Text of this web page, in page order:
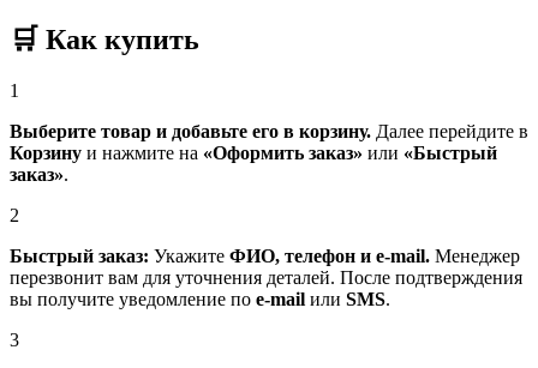
🛒 Как купить
1
Выберите товар и добавьте его в корзину. Далее перейдите в
Корзину и нажмите на «Оформить заказ» или «Быстрый
заказ».
2
Быстрый заказ: Укажите ФИО, телефон и e-mail. Менеджер
перезвонит вам для уточнения деталей. После подтверждения
вы получите уведомление по e-mail или SMS.
3